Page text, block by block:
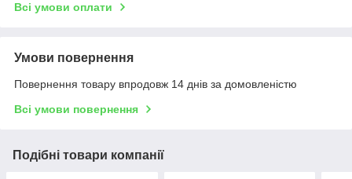
Всі умови оплати
Умови повернення
Повернення товару впродовж 14 днів за домовленістю
Всі умови повернення
Подібні товари компанії